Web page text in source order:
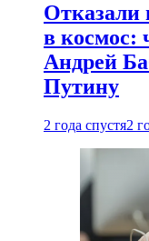
Отказали
в космос:
Андрей
Путину
2 года спустя2